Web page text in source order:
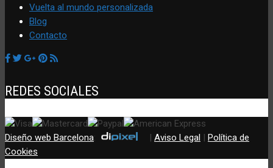
Vuelta al mundo personalizada
Blog
Contacto
REDES SOCIALES
Diseño web Barcelona: | Aviso Legal | Política de
Cookies